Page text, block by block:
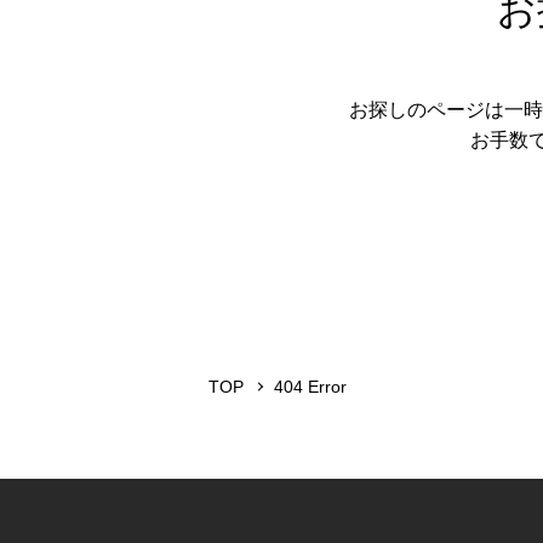
お探しのページは一
お手数
TOP 404 Error